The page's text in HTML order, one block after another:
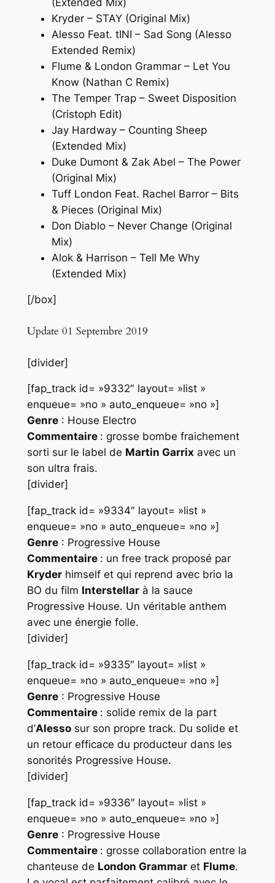
Kryder – STAY (Original Mix)
Alesso Feat. tINI – Sad Song (Alesso
Extended Remix)
Flume & London Grammar – Let You
Know (Nathan C Remix)
The Temper Trap – Sweet Disposition
(Cristoph Edit)
Jay Hardway – Counting Sheep
(Extended Mix)
Duke Dumont & Zak Abel – The Power
(Original Mix)
Tuff London Feat. Rachel Barror – Bits
& Pieces (Original Mix)
Don Diablo – Never Change (Original
Mix)
Alok & Harrison – Tell Me Why
(Extended Mix)
[/box]
Update 01 Septembre 2019
[divider]
[fap_track id= »9332″ layout= »list »
enqueue= »no » auto_enqueue= »no »]
Genre: House Electro
Commentaire : grosse bombe fraichement
sorti sur le label de Martin Garrix avec un
son ultra frais.
[divider]
[fap_track id= »9334″ layout= »list »
enqueue= »no » auto_enqueue= »no »]
Genre: Progressive House
Commentaire : un free track proposé par
Kryderhimself et qui reprend avec brio la
BO du film Interstellarà la sauce
Progressive House. Un véritable anthem
avec une énergie folle.
[divider]
[fap_track id= »9335″ layout= »list »
enqueue= »no » auto_enqueue= »no »]
Genre: Progressive House
Commentaire : solide remix de la part
d’Alessosur son propre track. Du solide et
un retour efficace du producteur dans les
sonorités Progressive House.
[divider]
[fap_track id= »9336″ layout= »list »
enqueue= »no » auto_enqueue= »no »]
Genre: Progressive House
Commentaire : grosse collaboration entre la
chanteuse de London Grammaret Flume.